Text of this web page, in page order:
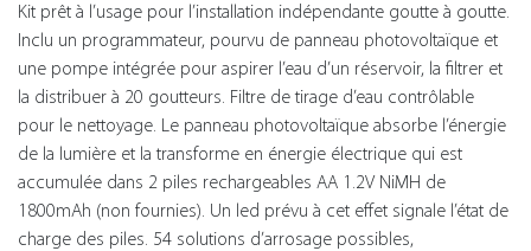
Kit prêt à l’usage pour l’installation indépendante goutte à goutte.
Inclu un programmateur, pourvu de panneau photovoltaïque et
une pompe intégrée pour aspirer l’eau d’un réservoir, la filtrer et
la distribuer à 20 goutteurs. Filtre de tirage d’eau contrôlable
pour le nettoyage. Le panneau photovoltaïque absorbe l’énergie
de la lumière et la transforme en énergie électrique qui est
accumulée dans 2 piles rechargeables AA 1.2V NiMH de
1800mAh (non fournies). Un led prévu à cet effet signale l’état de
charge des piles. 54 solutions d’arrosage possibles,